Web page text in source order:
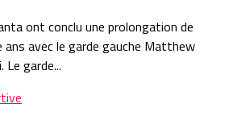
ont conclu une prolongation de
avec le garde gauche Matthew
Le garde...